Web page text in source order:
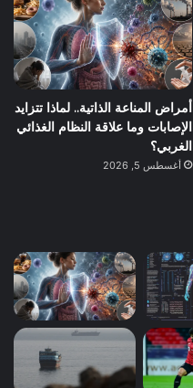
أمراض المناعة الذاتية.. لماذا تتزايد
الإصابات وما علاقة النظام الغذائي
الغربي؟
أغسطس 5, 2026